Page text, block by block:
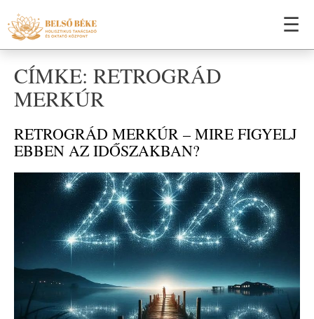
☰
CÍMKE: RETROGRÁD
MERKÚR
RETROGRÁD MERKÚR – MIRE FIGYELJ
EBBEN AZ IDŐSZAKBAN?